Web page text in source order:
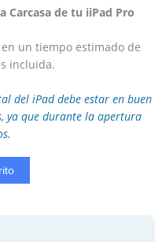
Carcasa de tu iiPad Pro
un tiempo estimado de
incluida.
del iPad debe estar en buen
ya que durante la apertura